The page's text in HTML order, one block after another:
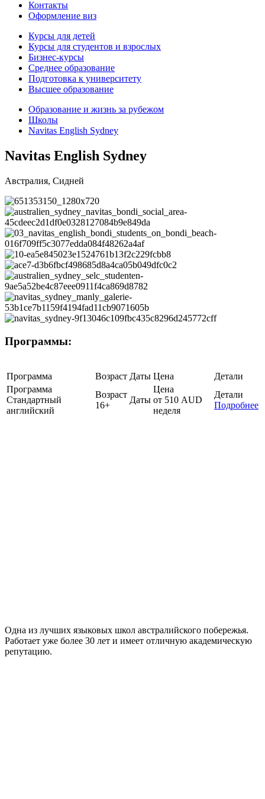
Контакты
Оформление виз
Курсы для детей
Курсы для студентов и взрослых
Бизнес-курсы
Среднее образование
Подготовка к университету
Высшее образование
Образование и жизнь за рубежом
Школы
Navitas English Sydney
Navitas English Sydney
Австралия, Сидней
Программы:
Программа Возраст Даты Цена
Детали
Программа
Стандартный
английский
Возраст
16+
Даты
Цена
от 510 AUD
неделя
Детали
Подробнее
Одна из лучших языковых школ австралийского побережья.
Работает уже более 30 лет и имеет отличную академическую
репутацию.